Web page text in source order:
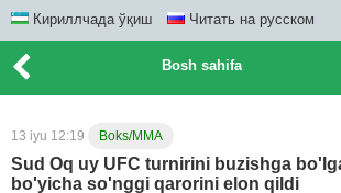
Кириллчада ўқиш Читать на русском
Bosh sahifa
13 iyu 12:19 Boks/MMA
Sud Oq uy UFC turnirini buzishga
bo'yicha so'nggi qarorini elon qildi